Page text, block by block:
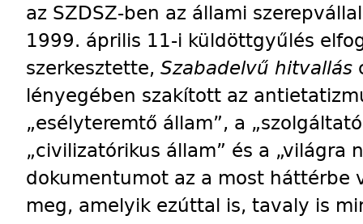
az SZDSZ-ben az állami
1999. április 11-i küldött­gyűlés
szerkesztette, Sza­bad­elvű hitvallás
lé­nye­gében szakított az
„esélyteremtő állam”, a
„civilizatórikus állam” és a „világra
dokumentumot az a most háttérbe
meg, amelyik ezúttal is, tavaly is